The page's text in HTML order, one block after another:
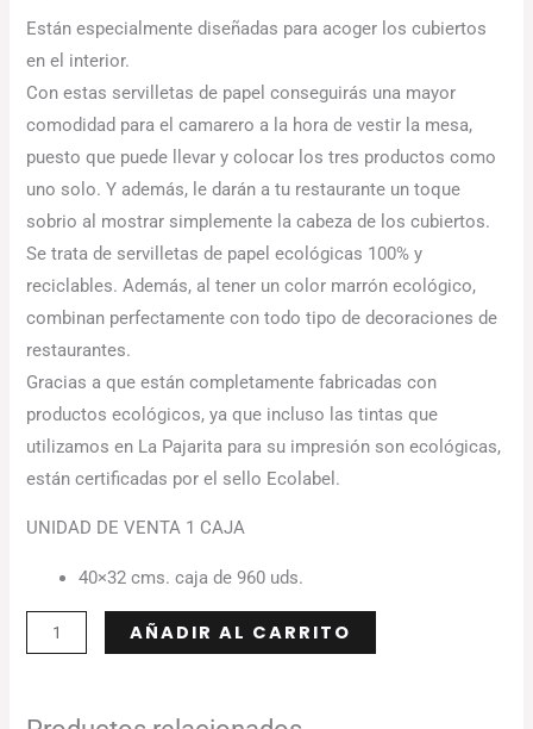
Están especialmente diseñadas para acoger los cubiertos
en el interior.
Con estas servilletas de papel conseguirás una mayor
comodidad para el camarero a la hora de vestir la mesa,
puesto que puede llevar y colocar los tres productos como
uno solo. Y además, le darán a tu restaurante un toque
sobrio al mostrar simplemente la cabeza de los cubiertos.
Se trata de servilletas de papel ecológicas 100% y
reciclables. Además, al tener un color marrón ecológico,
combinan perfectamente con todo tipo de decoraciones de
restaurantes.
Gracias a que están completamente fabricadas con
productos ecológicos, ya que incluso las tintas que
utilizamos en La Pajarita para su impresión son ecológicas,
están certificadas por el sello Ecolabel.
UNIDAD DE VENTA 1 CAJA
40×32 cms. caja de 960 uds.
AÑADIR AL CARRITO